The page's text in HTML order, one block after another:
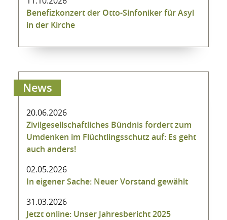
Benefizkonzert der Otto-Sinfoniker für Asyl
in der Kirche
News
20.06.2026
Zivilgesellschaftliches Bündnis fordert zum
Umdenken im Flüchtlingsschutz auf: Es geht
auch anders!
02.05.2026
In eigener Sache: Neuer Vorstand gewählt
31.03.2026
Jetzt online: Unser Jahresbericht 2025